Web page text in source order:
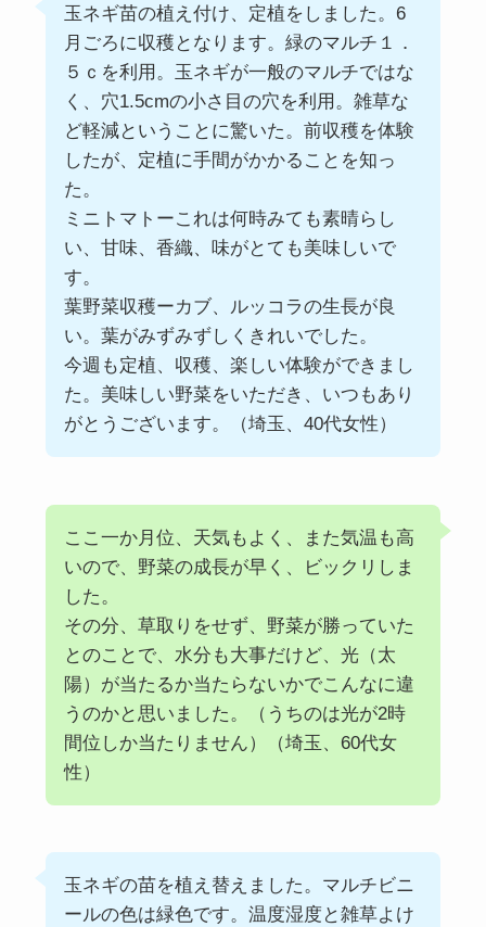
玉ネギ苗の植え付け、定植をしました。6
月ごろに収穫となります。緑のマルチ１．
５ｃを利用。玉ネギが一般のマルチではな
く、穴1.5cmの小さ目の穴を利用。雑草な
ど軽減ということに驚いた。前収穫を体験
したが、定植に手間がかかることを知っ
た。
ミニトマトーこれは何時みても素晴らし
い、甘味、香織、味がとても美味しいで
す。
葉野菜収穫ーカブ、ルッコラの生長が良
い。葉がみずみずしくきれいでした。
今週も定植、収穫、楽しい体験ができまし
た。美味しい野菜をいただき、いつもあり
がとうございます。（埼玉、40代女性）
ここ一か月位、天気もよく、また気温も高
いので、野菜の成長が早く、ビックリしま
した。
その分、草取りをせず、野菜が勝っていた
とのことで、水分も大事だけど、光（太
陽）が当たるか当たらないかでこんなに違
うのかと思いました。（うちのは光が2時
間位しか当たりません）（埼玉、60代女
性）
玉ネギの苗を植え替えました。マルチビニ
ールの色は緑色です。温度湿度と雑草よけ